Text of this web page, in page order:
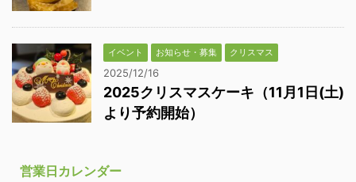
イベント お知らせ・募集 クリスマス
2025/12/16
2025クリスマスケーキ（11月1日(土)
より予約開始）
営業日カレンダー